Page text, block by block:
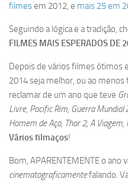
filmesem 2012, e mais 25 em
Seguindo a lógica e a tradição,
FILMES MAIS ESPERADOS DE
Depois de vários filmes ótimos
2014 seja melhor, ou ao
reclamar de um ano que teve
Livre, Pacific Rim, Guerra Mundial
Homem de Aço, Thor 2, A
Vários filmaços!
Bom, APARENTEMENTE o
cinematograficamentefalando.